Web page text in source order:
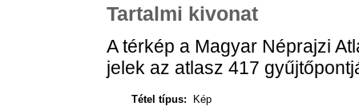
Tartalmi kivonat
A térkép a Magyar Néprajzi
jelek az atlasz 417
Tétel típus:
Kép